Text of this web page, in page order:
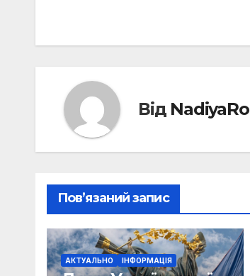
Від
Пов’язаний запис
АКТУАЛЬНО ІНФОРМАЦІЯ